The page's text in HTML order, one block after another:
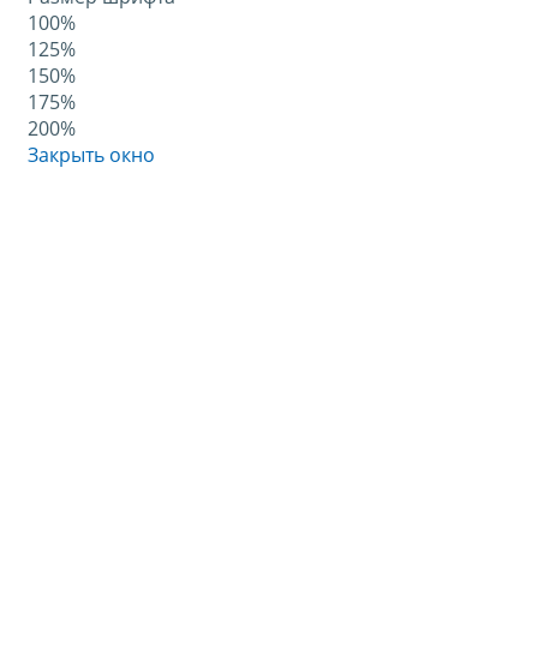
100%
125%
150%
175%
200%
Закрыть окно